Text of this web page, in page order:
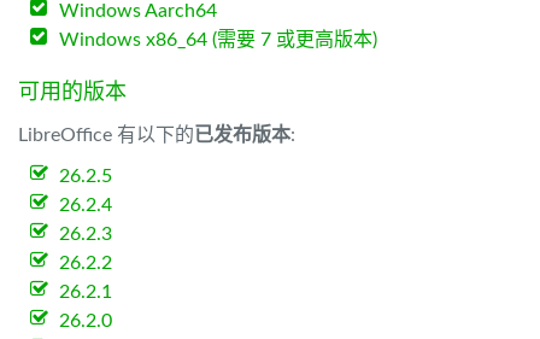
Windows Aarch64
Windows x86_64 (需要 7 或更高版本)
可用的版本
LibreOffice 有以下的已发布版本:
26.2.5
26.2.4
26.2.3
26.2.2
26.2.1
26.2.0